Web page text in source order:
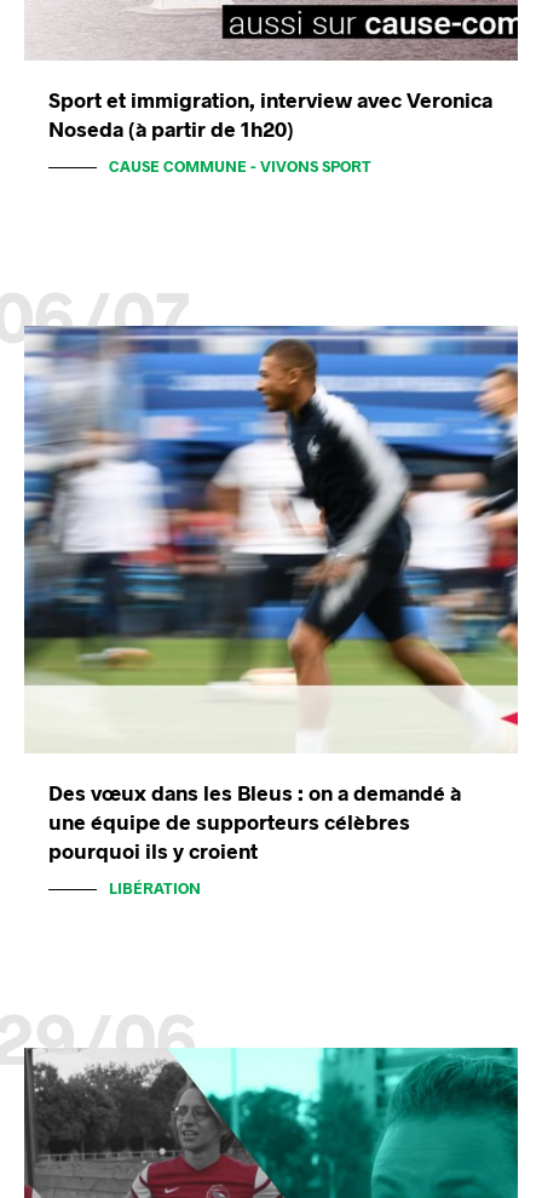
Sport et immigration, interview avec Veronica
Noseda (à partir de 1h20)
CAUSE COMMUNE - VIVONS SPORT
07
Des vœux dans les Bleus : on a demandé à
une équipe de supporteurs célèbres
pourquoi ils y croient
LIBÉRATION
06